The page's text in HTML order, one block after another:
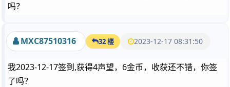
吗？
MXC87510316 32 楼 2023-12-17 08:31:50
我2023-12-17签到,获得4声望，6金币，收获还不错，你签
了吗？